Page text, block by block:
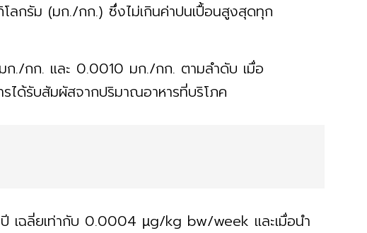
กรัม (มก./กก.) ซึ่งไม่เกินค่าปนเปื้อนสูงสุดทุก
ก./กก. และ 0.0010 มก./กก. ตามลำดับ เมื่อ
ด้รับสัมผัสจากปริมาณอาหารที่บริโภค
เฉลี่ยเท่ากับ 0.0004 µg/kg bw/week และเมื่อนำ